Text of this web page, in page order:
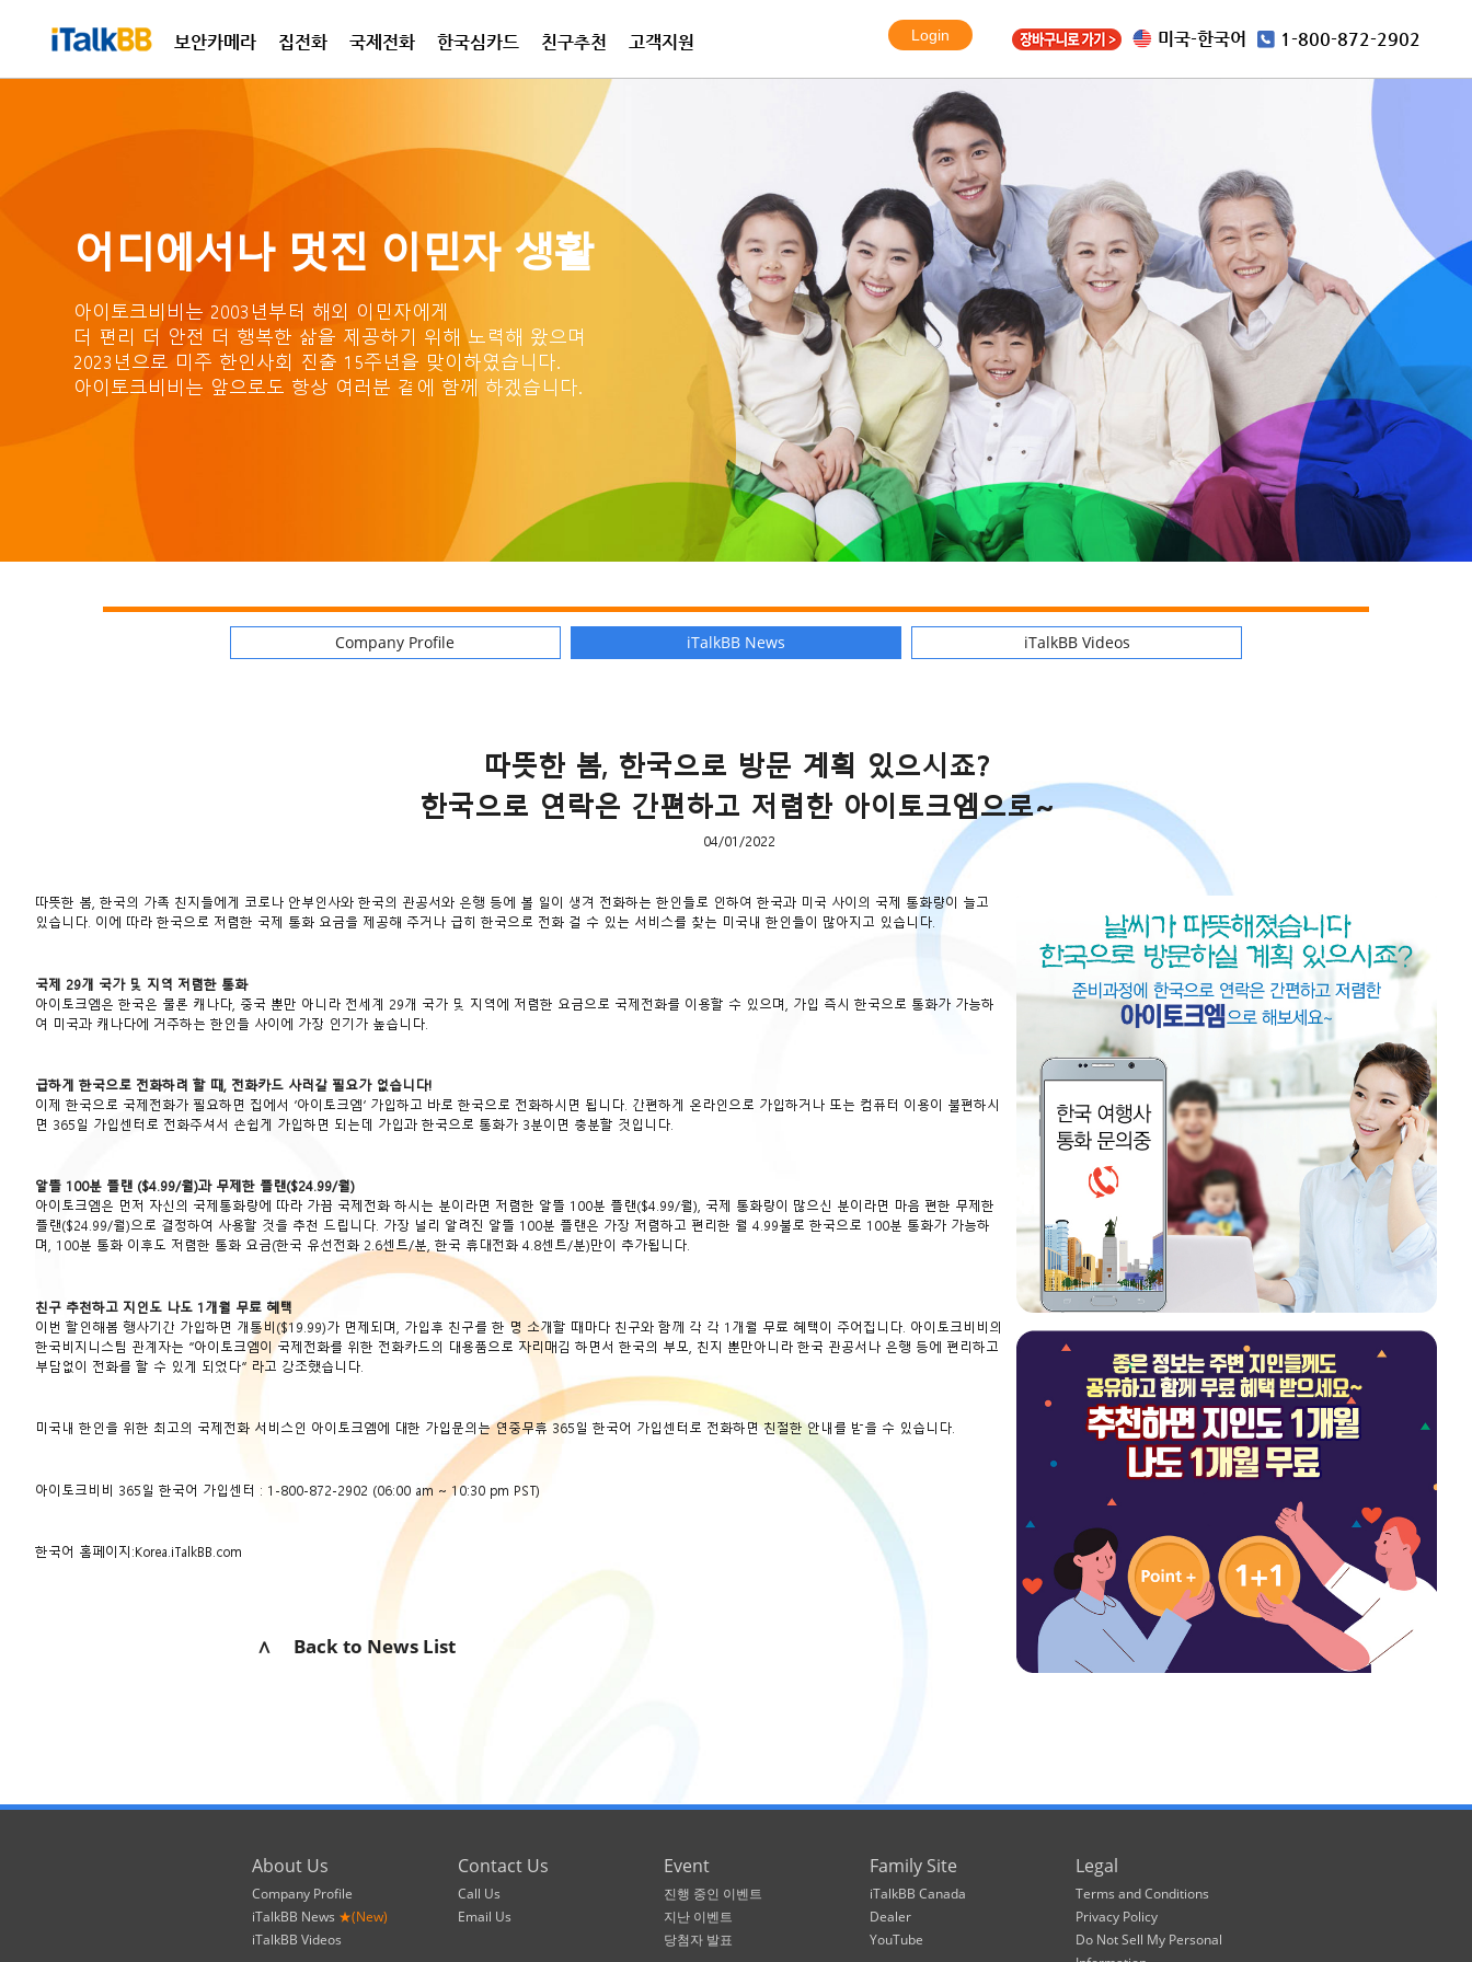
보안카메라 집전화 국제전화 한국심카드 친구추천 고객지원 미국-한국어 1-800-872-2902
보안카메라 알람시스템
집전화 플랜 프라임 서비스 국제통화 요금표
국제전화 프라임 아이토크 엠 국제통화 요금표
한국여행eSIM데이터
어디에서나 멋진 이민자 생활
아이토크비비는 2003년부터 해외 이민자에게
더 편리 더 안전 더 행복한 삶을 제공하기 위해 노력해 왔으며
2023년으로 미주 한인사회 진출 15주년을 맞이하였습니다.
아이토크비비는 앞으로도 항상 여러분 곁에 함께 하겠습니다.
Company Profile iTalkBB News iTalkBB Videos
따뜻한 봄, 한국으로 방문 계획 있으시죠?
한국으로 연락은 간편하고 저렴한 아이토크엠으로~
04/01/2022
따뜻한 봄, 한국의 가족 친지들에게 코로나 안부인사와 한국의 관공서와 은행 등에 볼 일이 생겨 전화하는 한인들로 인하여 한국과 미국 사이의 국제 통화량이 늘고
있습니다. 이에 따라 한국으로 저렴한 국제 통화 요금을 제공해 주거나 급히 한국으로 전화 걸 수 있는 서비스를 찾는 미국내 한인들이 많아지고 있습니다.
국제 29개 국가 및 지역 저렴한 통화
아이토크엠은 한국은 물론 캐나다, 중국 뿐만 아니라 전세계 29개 국가 및 지역에 저렴한 요금으로 국제전화를 이용할 수 있으며, 가입 즉시 한국으로 통화가 가능하
여 미국과 캐나다에 거주하는 한인들 사이에 가장 인기가 높습니다.
급하게 한국으로 전화하려 할 때, 전화카드 사러갈 필요가 없습니다!
이제 한국으로 국제전화가 필요하면 집에서 ‘아이토크엠’ 가입하고 바로 한국으로 전화하시면 됩니다. 간편하게 온라인으로 가입하거나 또는 컴퓨터 이용이 불편하시
면 365일 가입센터로 전화주셔서 손쉽게 가입하면 되는데 가입과 한국으로 통화가 3분이면 충분할 것입니다.
알뜰 100분 플랜 ($4.99/월)과 무제한 플랜($24.99/월)
아이토크엠은 먼저 자신의 국제통화량에 따라 가끔 국제전화 하시는 분이라면 저렴한 알뜰 100분 플랜($4.99/월), 국제 통화량이 많으신 분이라면 마음 편한 무제한
플랜($24.99/월)으로 결정하여 사용할 것을 추천 드립니다. 가장 널리 알려진 알뜰 100분 플랜은 가장 저렴하고 편리한 월 4.99불로 한국으로 100분 통화가 가능하
며, 100분 통화 이후도 저렴한 통화 요금(한국 유선전화 2.6센트/분, 한국 휴대전화 4.8센트/분)만이 추가됩니다.
친구 추천하고 지인도 나도 1개월 무료 혜택
이번 할인해봄 행사기간 가입하면 개통비($19.99)가 면제되며, 가입후 친구를 한 명 소개할 때마다 친구와 함께 각 각 1개월 무료 혜택이 주어집니다. 아이토크비비의
한국비지니스팀 관계자는 “아이토크엠이 국제전화를 위한 전화카드의 대용품으로 자리매김 하면서 한국의 부모, 친지 뿐만아니라 한국 관공서나 은행 등에 편리하고
부담없이 전화를 할 수 있게 되었다” 라고 강조했습니다.
미국내 한인을 위한 최고의 국제전화 서비스인 아이토크엠에 대한 가입문의는 연중무휴 365일 한국어 가입센터로 전화하면 친절한 안내를 받을 수 있습니다.
아이토크비비 365일 한국어 가입센터 : 1-800-872-2902 (06:00 am ~ 10:30 pm PST)
한국어 홈페이지:Korea.iTalkBB.com
∧ Back to News List
About Us
Company Profile
iTalkBB News ★(New)
iTalkBB Videos
Contact Us
Call Us
Email Us
Event
진행 중인 이벤트
지난 이벤트
당첨자 발표
Family Site
iTalkBB Canada
Dealer
YouTube
Legal
Terms and Conditions
Privacy Policy
Do Not Sell My Personal